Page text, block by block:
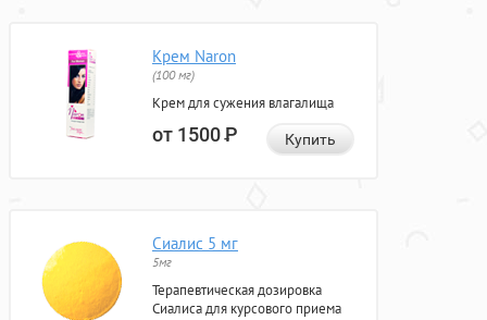
Крем Naron
(100 мг)
Крем для сужения влагалища
от 1500Р Купить
Сиалис 5 мг
5мг
Терапевтическая дозировка
Сиалиса для курсового приема